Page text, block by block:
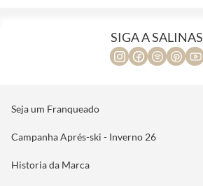
SIGA A SALINAS
Seja um Franqueado
Campanha Aprés-ski - Inverno 26
Historia da Marca